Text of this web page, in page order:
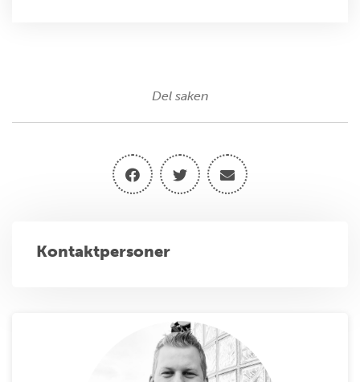
Del saken
Kontaktpersoner